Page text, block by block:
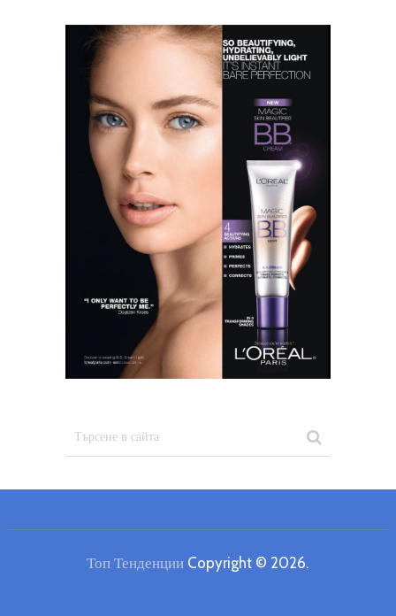
Топ Тенденции Copyright © 2026.